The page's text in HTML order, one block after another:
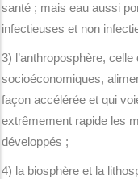
santé ; mais eau aussi
infectieuses et non
3) l’anthroposphère,
socioéconomiques,
façon accélérée et qui
extrêmement rapide les
développés ;
4) la biosphère et la